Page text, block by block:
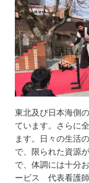
東北及び日本海側
ています。さらに
ます。日々の生活
で、限られた資源
で、体調には十分
ービス 代表看護